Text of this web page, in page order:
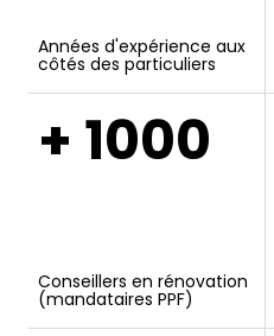
Années d'expérience aux
côtés des particuliers
+ 1000
Conseillers en rénovation
(mandataires PPF)